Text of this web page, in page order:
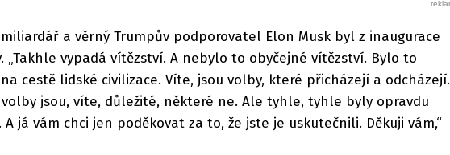
a věrný Trumpův podporovatel Elon Musk byl z inaugurace
„Takhle vypadá vítězství. A nebylo to obyčejné vítězství. Bylo to
cestě lidské civilizace. Víte, jsou volby, které přicházejí a odcházejí.
jsou, víte, důležité, některé ne. Ale tyhle, tyhle byly opravdu
A já vám chci jen poděkovat za to, že jste je uskutečnili. Děkuji vám,“